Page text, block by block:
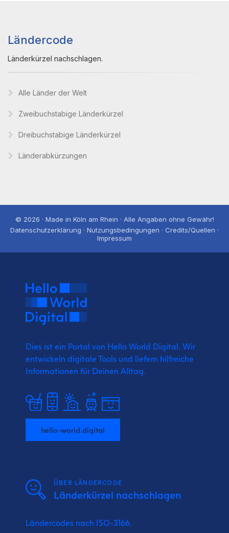
Ländercode
Länderkürzel nachschlagen.
Alle Länder der Welt
Zweibuchstabige Länderkürzel
Dreibuchstabige Länderkürzel
Länderabkürzungen
© 2026 · Made in Köln am Rhein · Alle Angaben ohne Gewähr!
Datenschutzerklärung · Nutzungsbedingungen · Credits/Quellen ·
Impressum
Dies ist ein Portal von Hello World Digital. Wir
entwickeln digitale Tools und liefern hilfreiche
Informationen für Deinen Alltag.
hello-world.digital
ÜBER LÄNDERCODE
Länderkürzel nachschlagen
Ländercodes nach ISO-3166.